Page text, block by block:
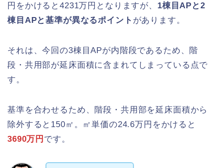
円をかけると4231万円となりますが、 1棟目APと2
棟目APと基準が異なるポイント があります。
それは、今回の3棟目APが内階段であるため、階
段・共用部が延床面積に含まれてしまっている点で
す。
基準を合わせるため、階段・共用部を延床面積から
除外すると150㎡。㎡単価の24.6万円をかけると
3690万円 です。